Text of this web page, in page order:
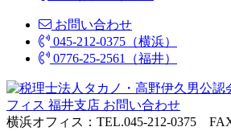
お問い合わせ
045-212-0375（横浜）
0776-25-2561（福井）
フィス 福井支店 お問い合わせ
横浜オフィス：TEL.045-212-0375